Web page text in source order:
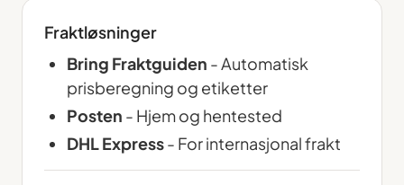
Fraktløsninger
Bring Fraktguiden - Automatisk
prisberegning og etiketter
Posten - Hjem og hentested
DHL Express- For internasjonal frakt